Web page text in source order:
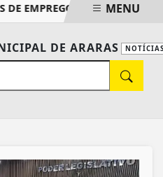
EMPREGO - PAT ARARAS SP -
MENU
DE ARARAS